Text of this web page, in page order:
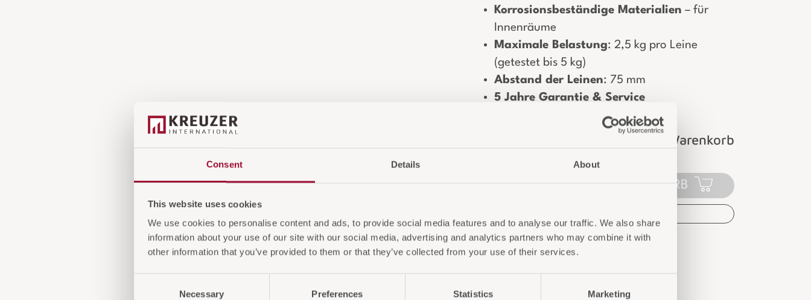
Consent Details About
This website uses cookies
We use cookies to personalise content and ads, to provide social media features and to analyse our traffic. We also share
information about your use of our site with our social media, advertising and analytics partners who may combine it with
other information that you’ve provided to them or that they’ve collected from your use of their services.
Necessary Preferences Statistics Marketing
Korrosionsbeständige Materialien – für
Innenräume
Maximale Belastung: 2,5 kg pro Leine
(getestet bis 5 kg)
Abstand der Leinen: 75 mm
5 Jahre Garantie & Service
Login für Preise und Warenkorb
IN DEN WARENKORB